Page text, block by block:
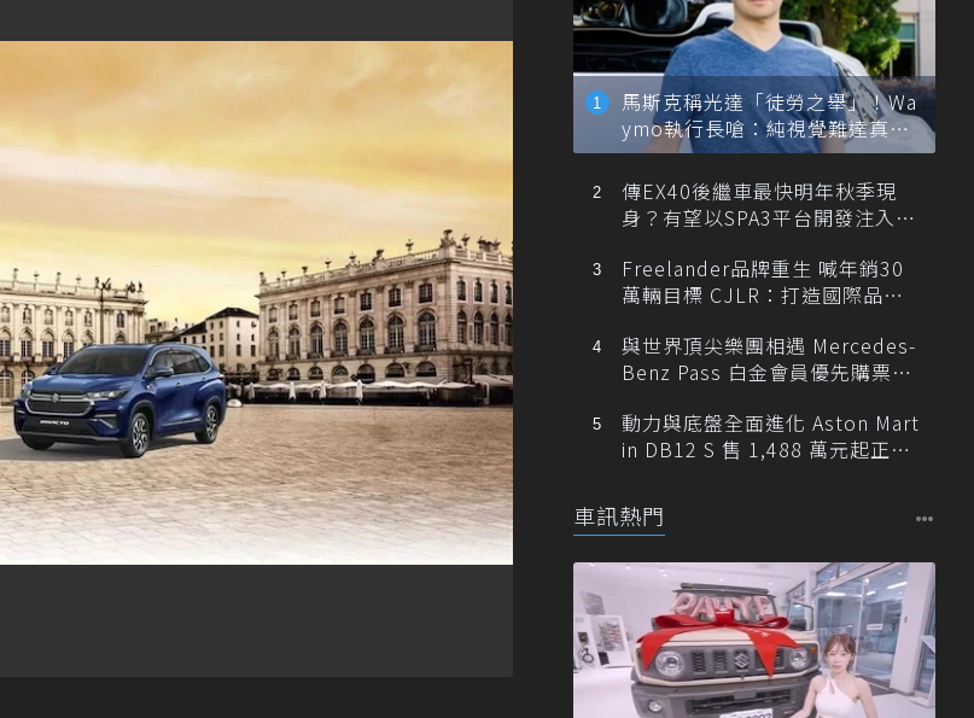
馬斯克稱光達「徒勞之舉」！Wa
ymo執行長嗆：純視覺難達真正
自動駕駛
傳EX40後繼車最快明年秋季現
身？有望以SPA3平台開發注入80
Freelander品牌重生 喊年銷30
萬輛目標 CJLR：打造國際品牌
與世界頂尖樂團相遇 Mercedes-
Benz Pass 白金會員優先購票維
動力與底盤全面進化 Aston Mart
in DB12 S 售 1,488 萬元起正式
車訊熱門